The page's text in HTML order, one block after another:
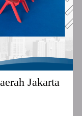
Jakarta